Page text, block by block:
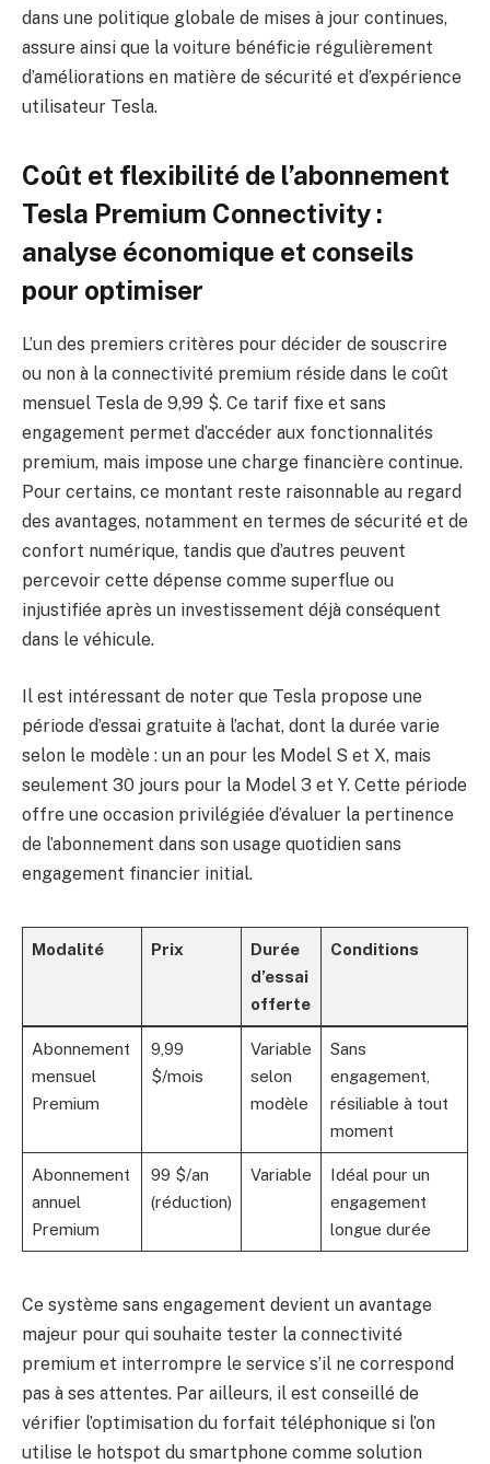
dans une politique globale de mises à jour continues,
assure ainsi que la voiture bénéficie régulièrement
d’améliorations en matière de sécurité et d’expérience
utilisateur Tesla.
Coût et flexibilité de l’abonnement
Tesla Premium Connectivity :
analyse économique et conseils
pour optimiser
L’un des premiers critères pour décider de souscrire
ou non à la connectivité premium réside dans le coût
mensuel Tesla de 9,99 $. Ce tarif fixe et sans
engagement permet d’accéder aux fonctionnalités
premium, mais impose une charge financière continue.
Pour certains, ce montant reste raisonnable au regard
des avantages, notamment en termes de sécurité et de
confort numérique, tandis que d’autres peuvent
percevoir cette dépense comme superflue ou
injustifiée après un investissement déjà conséquent
dans le véhicule.
Il est intéressant de noter que Tesla propose une
période d’essai gratuite à l’achat, dont la durée varie
selon le modèle : un an pour les Model S et X, mais
seulement 30 jours pour la Model 3 et Y. Cette période
offre une occasion privilégiée d’évaluer la pertinence
de l’abonnement dans son usage quotidien sans
engagement financier initial.
Modalité Prix
Durée
d’essai
offerte
Conditions
Abonnement
mensuel
Premium
9,99
$/mois
Variable
selon
modèle
Sans
engagement,
résiliable à tout
moment
Abonnement
annuel
Premium
99 $/an
(réduction)
Variable
Idéal pour un
engagement
longue durée
Ce système sans engagement devient un avantage
majeur pour qui souhaite tester la connectivité
premium et interrompre le service s’il ne correspond
pas à ses attentes. Par ailleurs, il est conseillé de
vérifier l’optimisation du forfait téléphonique si l’on
utilise le hotspot du smartphone comme solution